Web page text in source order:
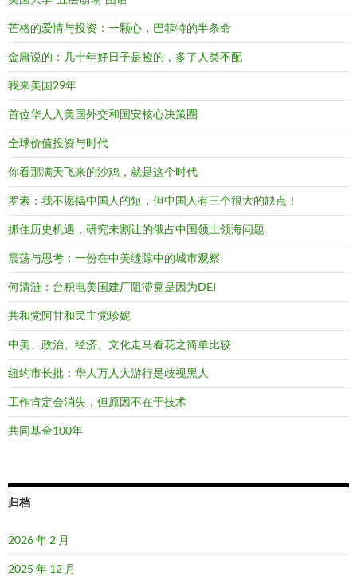
芒格的爱情与投资：一颗心，巴菲特的半条命
金庸说的：几十年好日子是捡的，多了人类不配
我来美国29年
首位华人入美国外交和国安核心决策圈
全球价值投资与时代
你看那满天飞来的沙鸡，就是这个时代
罗素：我不愿揭中国人的短，但中国人有三个很大的缺点！
抓住历史机遇，研究未割让的俄占中国领土领海问题
震荡与思考：一份在中美缝隙中的城市观察
何清涟：台积电美国建厂阻滞竟是因为DEI
共和党阿甘和民主党珍妮
中美、政治、经济、文化走马看花之简单比较
纽约市长批：华人万人大游行是歧视黑人
工作肯定会消失，但原因不在于技术
共同基金100年
归档
2026 年 2 月
2025 年 12 月